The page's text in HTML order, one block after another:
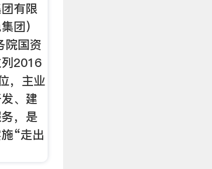
有限
团）
院国资
2016
，主业
、建
，是
“走出